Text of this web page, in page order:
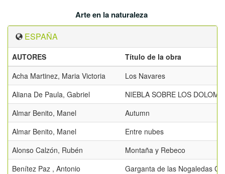
Arte en la naturaleza
ESPAÑA
AUTORES
Título de la obra
Acha Martinez, Maria Victoria
Los Navares
Aliana De Paula, Gabriel
NIEBLA SOBRE LOS
Almar Benito, Manel
Autumn
Almar Benito, Manel
Entre nubes
Alonso Calzón, Rubén
Montaña y Rebeco
Benítez Paz , Antonio
Garganta de las Nogaledas